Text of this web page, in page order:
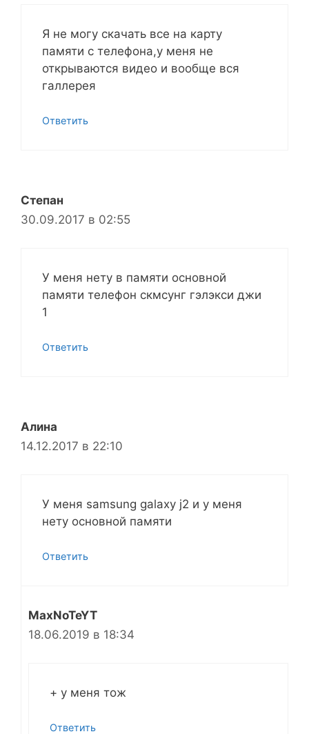
Я не могу скачать все на карту
памяти с телефона,у меня не
открываются видео и вообще вся
галлерея
Ответить
Степан
30.09.2017 в 02:55
У меня нету в памяти основной
памяти телефон скмсунг гэлэкси джи
1
Ответить
Алина
14.12.2017 в 22:10
У меня samsung galaxy j2 и у меня
нету основной памяти
Ответить
MaxNoTeYT
18.06.2019 в 18:34
+ у меня тож
Ответить